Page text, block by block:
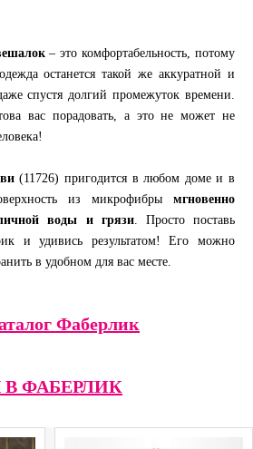
– это комфортабельность, потому
останется такой же аккуратной и
спустя долгий промежуток времени.
вас порадовать, а это не может не
(11726) пригодится в любом доме и в
из микрофибры мгновенно
воды и грязи. Просто поставь
и удивись результатом! Его можно
в удобном для вас месте.
Фаберлик
ФАБЕРЛИК